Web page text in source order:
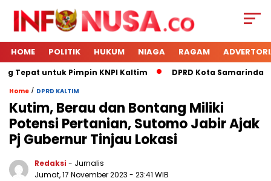
HOME POLITIK HUKUM NIAGA RAGAM
Tepat untuk Pimpin KNPI Kaltim DPRD Kota Samarinda
Home / DPRD KALTIM
Kutim, Berau dan Bontang Miliki
Potensi Pertanian, Sutomo Jabir Ajak
Pj Gubernur Tinjau Lokasi
Redaksi - Jurnalis
Jumat, 17 November 2023 - 23:41 WIB